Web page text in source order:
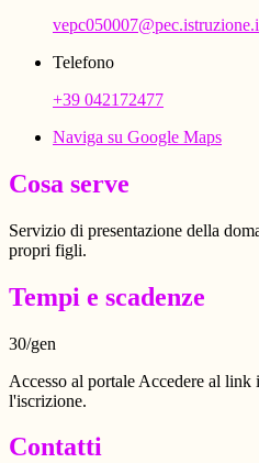
Telefono
+39 042172477
Naviga su Google Maps
Cosa serve
Servizio di presentazione della
propri figli.
Tempi e scadenze
30/gen
Accesso al portale Accedere al link
l'iscrizione.
Contatti